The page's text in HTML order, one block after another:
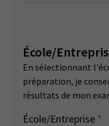
École/
En sélectionnant l'école où je suis des cours de
préparation, je
résultats de mon
École/Entreprise *